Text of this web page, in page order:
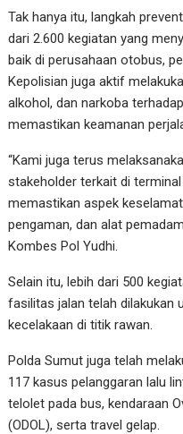
Tak hanya itu, langkah
dari 2.600 kegiatan yang
baik di perusahaan otobus,
Kepolisian juga aktif
alkohol, dan narkoba
memastikan keamanan
“Kami juga terus
stakeholder terkait di
memastikan aspek
pengaman, dan alat
Kombes Pol Yudhi.
Selain itu, lebih dari 500
fasilitas jalan telah dilakukan
kecelakaan di titik rawan.
Polda Sumut juga telah
117 kasus pelanggaran lalu
telolet pada bus, kendaraan
(ODOL), serta travel gelap.